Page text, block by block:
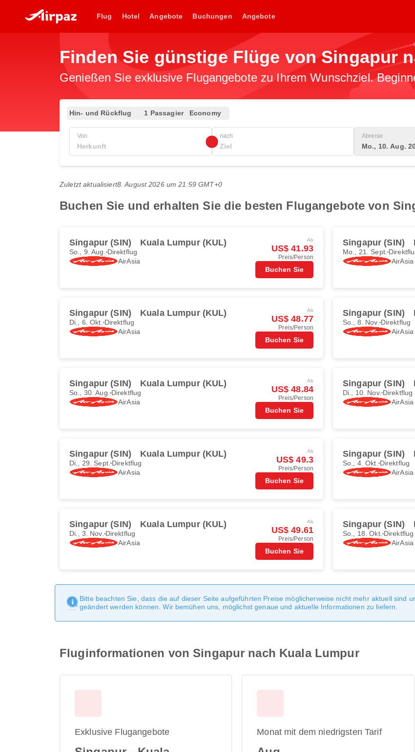
Flug Hotel Angebote Buchungen Angebote
Finden Sie günstige Flüge von Singapur
Genießen Sie exklusive Flugangebote zu Ihrem Wunschziel.
Hin- und Rückflug 1 Passagier Economy
Von nach Abreise
Mo., 10. Aug.
Zuletzt aktualisiert8. August 2026 um 21:59 GMT+0
Buchen Sie und erhalten Sie die besten Flugangebote von
Singapur (SIN) Kuala Lumpur (KUL)
So., 9. Aug. Direktflug
AirAsia
Ab
US$ 41.93
Preis/Person
Buchen Sie
Singapur (SIN)
Mo., 21. Sept.
AirAsia
Singapur (SIN) Kuala Lumpur (KUL)
Di., 6. Okt. Direktflug
AirAsia
Ab
US$ 48.77
Preis/Person
Buchen Sie
Singapur (SIN)
So., 8. Nov. Direktflug
AirAsia
Singapur (SIN) Kuala Lumpur (KUL)
So., 30. Aug. Direktflug
AirAsia
Ab
US$ 48.84
Preis/Person
Buchen Sie
Singapur (SIN)
Di., 10. Nov. Direktflug
AirAsia
Singapur (SIN) Kuala Lumpur (KUL)
Di., 29. Sept. Direktflug
AirAsia
Ab
US$ 49.3
Preis/Person
Buchen Sie
Singapur (SIN)
So., 4. Okt. Direktflug
AirAsia
Singapur (SIN) Kuala Lumpur (KUL)
Di., 3. Nov. Direktflug
AirAsia
Ab
US$ 49.61
Preis/Person
Buchen Sie
Singapur (SIN)
So., 18. Okt. Direktflug
AirAsia
Bitte beachten Sie, dass die auf dieser Seite aufgeführten Preise möglicherweise nicht mehr aktuell sind
geändert werden können. Wir bemühen uns, möglichst genaue und aktuelle Informationen zu liefern.
Fluginformationen von Singapur nach Kuala Lumpur
Exklusive Flugangebote Monat mit dem niedrigsten Tarif